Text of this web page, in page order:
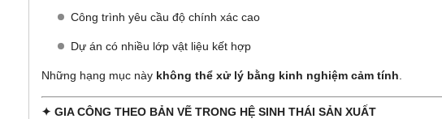
Công trình yêu cầu độ chính xác cao
Dự án có nhiều lớp vật liệu kết hợp
Những hạng mục này không thể xử lý bằng kinh nghiệm cảm tính
✦ GIA CÔNG THEO BẢN VẼ TRONG HỆ SINH THÁI SẢN XUẤT